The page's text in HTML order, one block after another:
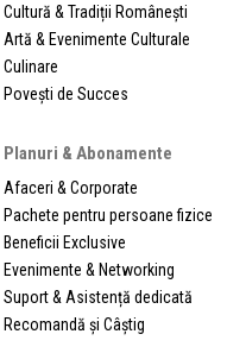
Cultură & Tradiții Românești
Artă & Evenimente Culturale
Culinare
Povești de Succes
Planuri & Abonamente
Afaceri & Corporate
Pachete pentru persoane fizice
Beneficii Exclusive
Evenimente & Networking
Suport & Asistență dedicată
Recomandă și Câștig